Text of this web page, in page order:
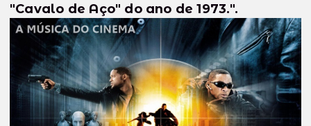
"Cavalo de Aço" do ano de 1973.".